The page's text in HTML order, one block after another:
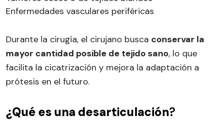
Enfermedades vasculares periféricas
Durante la cirugía, el cirujano busca conservar la
mayor cantidad posible de tejido sano, lo que
facilita la cicatrización y mejora la adaptación a
prótesis en el futuro.
¿Qué es una desarticulación?